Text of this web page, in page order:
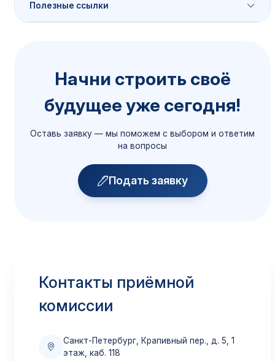
Полезные ссылки
Сроки, документы, способы подачи
Подробнее →
Подробнее →
Приём по переводу
Подробнее →
Начни строить своё
будущее уже сегодня!
Оставь заявку — мы поможем с выбором и ответим
на вопросы
Подать заявку
Контакты приёмной
комиссии
Санкт-Петербург, Крапивный пер., д. 5, 1
этаж, каб. 118